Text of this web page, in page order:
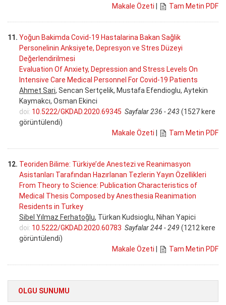
Makale Özeti | Tam Metin PDF
11. Yoğun Bakimda Covid-19 Hastalarina Bakan Sağlik
Personelinin Anksiyete, Depresyon ve Stres Düzeyi
Değerlendirilmesi
Evaluation Of Anxiety, Depression and Stress Levels On
Intensive Care Medical Personnel For Covid-19 Patients
Ahmet Sari, Sencan Sertçelik, Mustafa Efendioglu, Aytekin
Kaymakcı, Osman Ekinci
doi: 10.5222/GKDAD.2020.69345 Sayfalar 236 - 243 (1527 kere
görüntülendi)
Makale Özeti | Tam Metin PDF
12. Teoriden Bilime: Türkiye’de Anestezi ve Reanimasyon
Asistanları Tarafından Hazırlanan Tezlerin Yayın Özellikleri
From Theory to Science: Publication Characteristics of
Medical Thesis Composed by Anesthesia Reanimation
Residents in Turkey
Sibel Yılmaz Ferhatoğlu, Türkan Kudsioglu, Nihan Yapici
doi: 10.5222/GKDAD.2020.60783 Sayfalar 244 - 249 (1212 kere
görüntülendi)
Makale Özeti | Tam Metin PDF
OLGU SUNUMU